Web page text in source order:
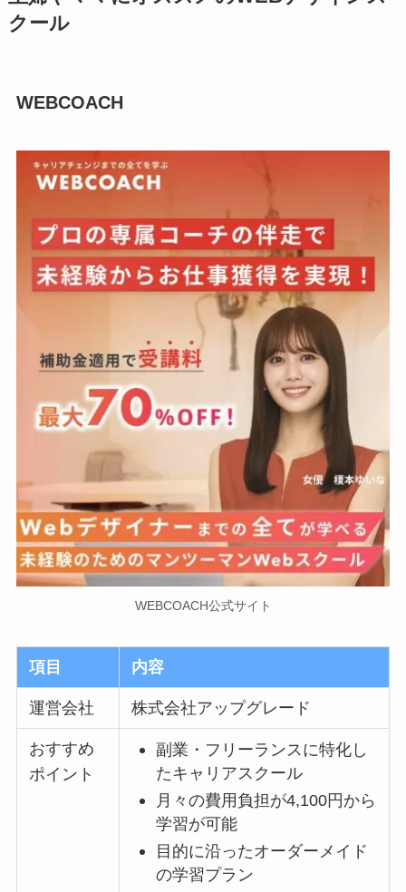
クール
WEBCOACH
WEBCOACH公式サイト
項目 内容
運営会社 株式会社アップグレード
おすすめ
ポイント
副業・フリーランスに特化し
たキャリアスクール
月々の費用負担が4,100円から
学習が可能
目的に沿ったオーダーメイド
の学習プラン